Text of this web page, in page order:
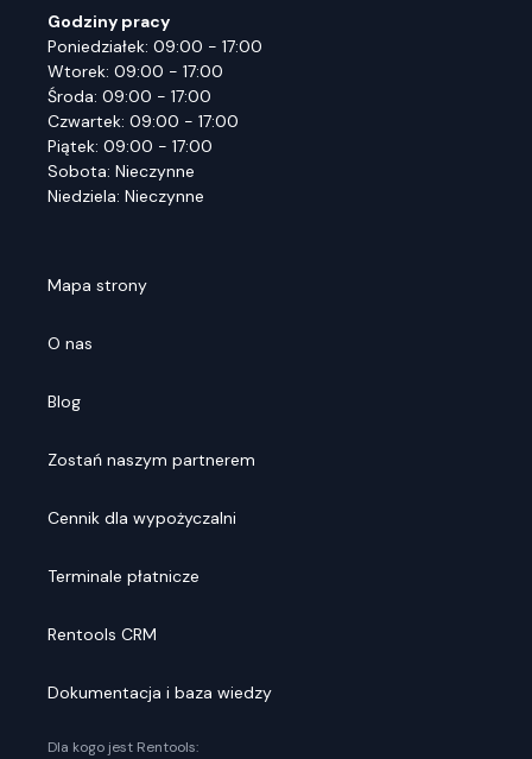
Godziny pracy
Poniedziałek: 09:00 - 17:00
Wtorek: 09:00 - 17:00
Środa: 09:00 - 17:00
Czwartek: 09:00 - 17:00
Piątek: 09:00 - 17:00
Sobota: Nieczynne
Niedziela: Nieczynne
Mapa strony
O nas
Blog
Zostań naszym partnerem
Cennik dla wypożyczalni
Terminale płatnicze
Rentools CRM
Dokumentacja i baza wiedzy
Dla kogo jest Rentools: